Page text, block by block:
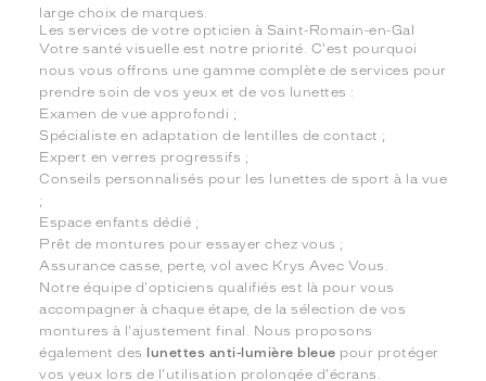
large choix de marques.
Les services de votre opticien à Saint-Romain-en-Gal
Votre santé visuelle est notre priorité. C'est pourquoi
nous vous offrons une gamme complète de services pour
prendre soin de vos yeux et de vos lunettes :
Examen de vue approfondi ;
Spécialiste en adaptation de lentilles de contact ;
Expert en verres progressifs ;
Conseils personnalisés pour les lunettes de sport à la vue
;
Espace enfants dédié ;
Prêt de montures pour essayer chez vous ;
Assurance casse, perte, vol avec Krys Avec Vous.
Notre équipe d'opticiens qualifiés est là pour vous
accompagner à chaque étape, de la sélection de vos
montures à l'ajustement final. Nous proposons
également des lunettes anti-lumière bleue pour protéger
vos yeux lors de l'utilisation prolongée d'écrans.